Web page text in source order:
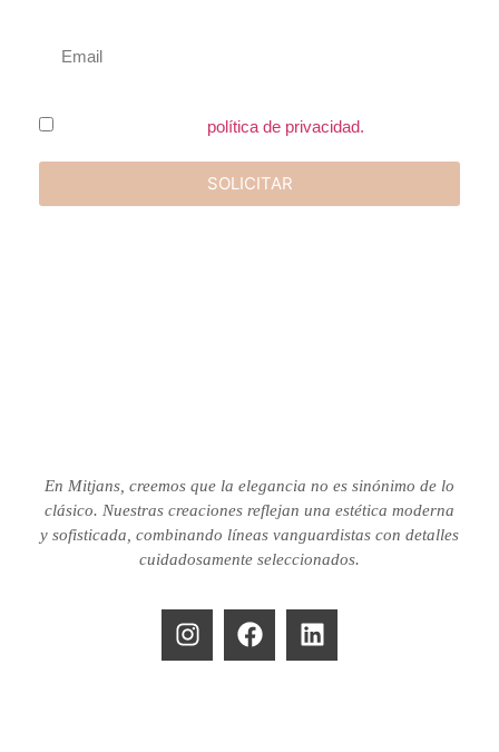
política de privacidad.
SOLICITAR
En Mitjans, creemos que la elegancia no es sinónimo de lo
clásico. Nuestras creaciones reflejan una estética moderna
y sofisticada, combinando líneas vanguardistas con detalles
cuidadosamente seleccionados.